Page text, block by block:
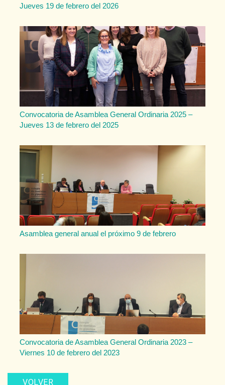
Jueves 19 de febrero del 2026
Convocatoria de Asamblea General Ordinaria 2025 –
Jueves 13 de febrero del 2025
Asamblea general anual el próximo 9 de febrero
Convocatoria de Asamblea General Ordinaria 2023 –
Viernes 10 de febrero del 2023
VOLVER